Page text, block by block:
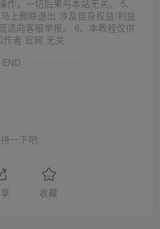
，一切后果与本站无关。 5、
上删除退出 涉及自身权益/利益
请向客服举报。 6、本教程仅供
作者 官网 无关
一下吧
收藏